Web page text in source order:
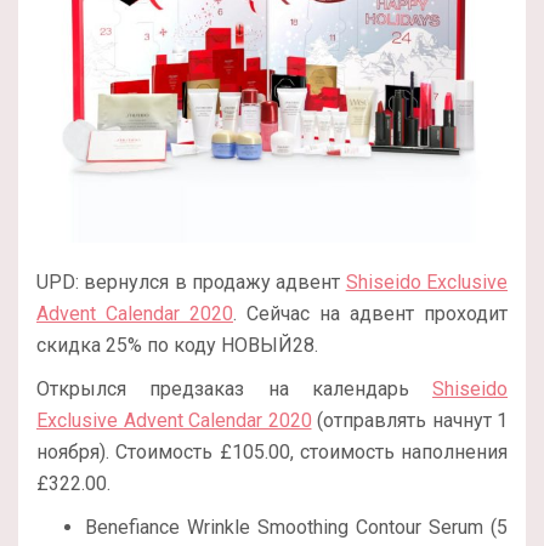
UPD: вернулся в продажу адвент Shiseido Exclusive
Advent Calendar 2020. Сейчас на адвент проходит
скидка 25% по коду НОВЫЙ28.
Открылся предзаказ на календарь Shiseido
Exclusive Advent Calendar 2020 (отправлять начнут 1
ноября). Стоимость £105.00, стоимость наполнения
£322.00.
Benefiance Wrinkle Smoothing Contour Serum (5